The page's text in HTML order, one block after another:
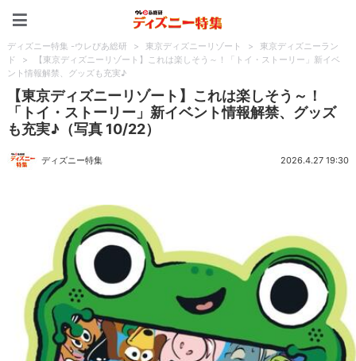
ディズニー特集 -ウレぴあ総研 > 東京ディズニーリゾート >
東京ディズニーラン
ド
>
【東京ディズニーリゾート】これは楽しそう～！「トイ・ストーリー」新イベ
ント情報解禁、グッズも充実♪
【東京ディズニーリゾート】これは楽しそう～！
「トイ・ストーリー」新イベント情報解禁、グッズ
も充実♪（写真 10/22）
ディズニー特集 2026.4.27 19:30